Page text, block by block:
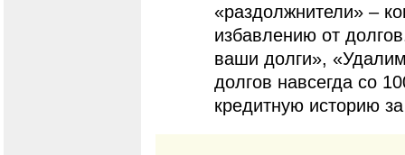
«раздолжнители» –
избавлению от
ваши долги»,
долгов навсегда со
кредитную историю